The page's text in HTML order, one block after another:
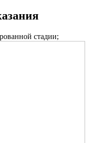
стадии;